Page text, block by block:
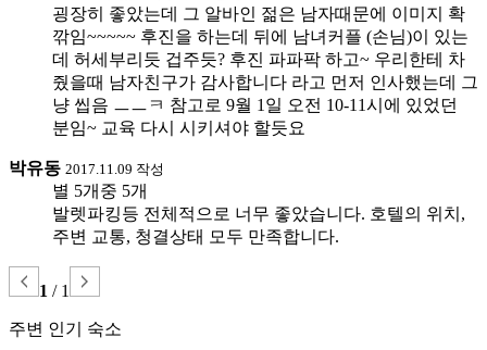
굉장히 좋았는데 그 알바인 젊은 남자때문에 이미지 확
깎임~~~~~ 후진을 하는데 뒤에 남녀커플 (손님)이 있는
데 허세부리듯 겁주듯? 후진 파파팍 하고~ 우리한테 차
줬을때 남자친구가 감사합니다 라고 먼저 인사했는데 그
냥 씹음 ㅡㅡㅋ 참고로 9월 1일 오전 10-11시에 있었던
분임~ 교육 다시 시키셔야 할듯요
박유동 2017.11.09 작성
별 5개중 5개
발렛파킹등 전체적으로 너무 좋았습니다. 호텔의 위치,
주변 교통, 청결상태 모두 만족합니다.
1 / 1
주변 인기 숙소